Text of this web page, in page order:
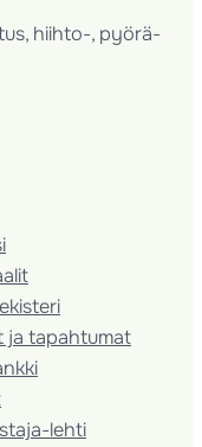
hiihto-, pyörä-
ja tapahtumat
lehti